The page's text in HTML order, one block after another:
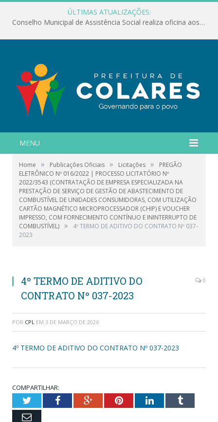
ÚLTIMAS ATUALIZAÇÕES:
Conselho Municipal de Assistência Social realiza oficina aos servidores
MENU
Home » Publicações Oficiais » Licitações »
PREGÃO
ELETRÔNICO Nº 016/2022 | PROCESSO LICITATÓRIO Nº
2022/3543 (CONTRATAÇÃO DE EMPRESA ESPECIALIZADA NA
PRESTAÇÃO DE SERVIÇO DE GESTÃO DE ABASTECIMENTO DE
COMBUSTÍVEL DE UNIDADES CONSUMIDORAS, COM UTILIZAÇÃO
CARTÃO MAGNÉTICO MICROPROCESSADOR (CHIP) E VOUCHER
IMPRESSO, COM FORNECIMENTO CONTÍNUO E ININTERRUPTO DE
COMBUSTÍVEL) »
4º TERMO DE ADITIVO DO CONTRATO Nº 037-
2023
4º TERMO DE ADITIVO DO
CONTRATO Nº 037-2023
0
POR CPL EM 3 DE MARÇO DE 2026
4º TERMO DE ADITIVO DO CONTRATO Nº 037-2023
COMPARTILHAR:
TwitterFacebookGoogle+PinterestLinkedInTumblr
Email